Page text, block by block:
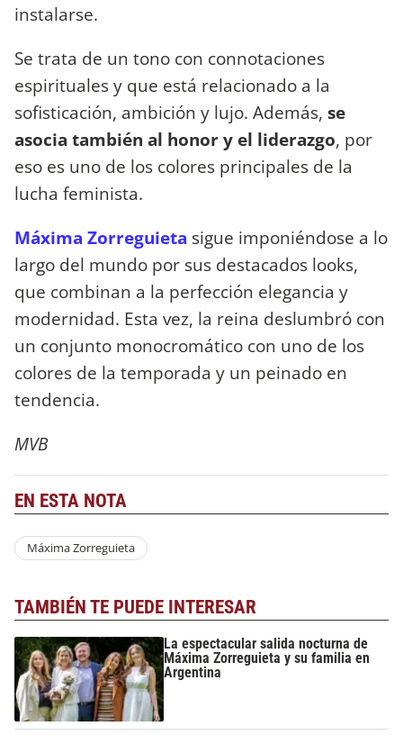
instalarse.
Se trata de un tono con connotaciones
espirituales y que está relacionado a la
sofisticación, ambición y lujo. Además, se
asocia también al honor y el liderazgo, por
eso es uno de los colores principales de la
lucha feminista.
Máxima Zorreguieta sigue imponiéndose a lo
largo del mundo por sus destacados looks,
que combinan a la perfección elegancia y
modernidad. Esta vez, la reina deslumbró con
un conjunto monocromático con uno de los
colores de la temporada y un peinado en
tendencia.
MVB
EN ESTA NOTA
Máxima Zorreguieta
TAMBIÉN TE PUEDE INTERESAR
La espectacular salida nocturna de
Máxima Zorreguieta y su familia en
Argentina